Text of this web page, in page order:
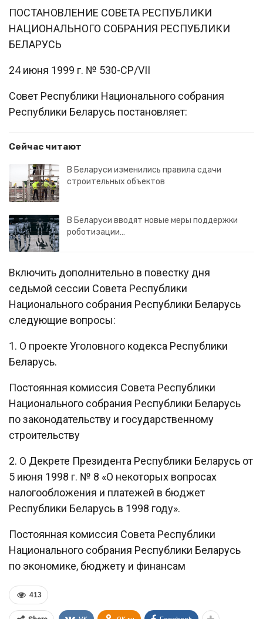
ПОСТАНОВЛЕНИЕ СОВЕТА РЕСПУБЛИКИ
НАЦИОНАЛЬНОГО СОБРАНИЯ РЕСПУБЛИКИ
БЕЛАРУСЬ
24 июня 1999 г. № 530-СР/VII
Совет Республики Национального собрания
Республики Беларусь постановляет:
Сейчас читают
В Беларуси изменились правила сдачи
строительных объектов
В Беларуси вводят новые меры поддержки
роботизации…
Включить дополнительно в повестку дня
седьмой сессии Совета Республики
Национального собрания Республики Беларусь
следующие вопросы:
1. О проекте Уголовного кодекса Республики
Беларусь.
Постоянная комиссия Совета Республики
Национального собрания Республики Беларусь
по законодательству и государственному
строительству
2. О Декрете Президента Республики Беларусь от
5 июня 1998 г. № 8 «О некоторых вопросах
налогообложения и платежей в бюджет
Республики Беларусь в 1998 году».
Постоянная комиссия Совета Республики
Национального собрания Республики Беларусь
по экономике, бюджету и финансам
413